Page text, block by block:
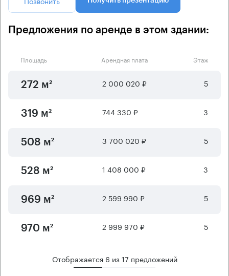
Предложения по аренде в этом здании:
Площадь Арендная плата Этаж
272 м² 2 000 020 ₽ 5
319 м² 744 330 ₽ 3
508 м² 3 700 020 ₽ 5
528 м² 1 408 000 ₽ 3
969 м² 2 599 990 ₽ 5
970 м² 2 999 970 ₽ 5
Отображается 6 из17 предложений